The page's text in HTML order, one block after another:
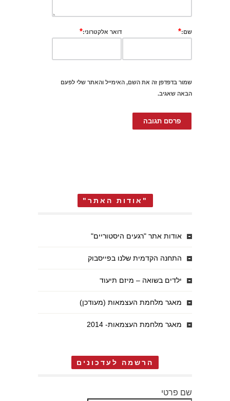
שם:* דואר אלקטרוני:*
שמור בדפדפן זה את השם, האימייל והאתר שלי לפעם
הבאה שאגיב.
"אודות האתר"
אודות אתר "רגעים היסטוריים"
התחנה הקדמית שלנו בפייסבוק
ילדים בשואה – מיזם תיעוד
מאגר מלחמת העצמאות (מעודכן)
מאגר מלחמת העצמאות- 2014
הרשמה לעדכונים
שם פרטי